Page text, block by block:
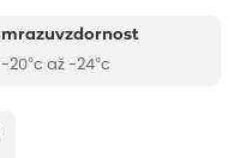
mrazuvzdornost
-20°c až -24°c